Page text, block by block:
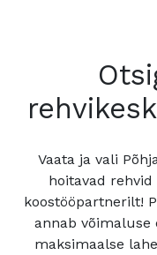
Vaata ja vali
hoitavad
koostööpartnerilt!
annab
maksimaalse